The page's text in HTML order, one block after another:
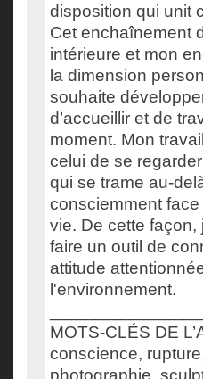
disposition qui unit
Cet enchaînement
intérieure et mon
la dimension
souhaite
d’accueillir et de
moment. Mon
celui de se
qui se trame au-
consciemment
vie. De cette
faire un outil de
attitude
l'environnement.
MOTS-CLÉS DE
conscience,
photographie,